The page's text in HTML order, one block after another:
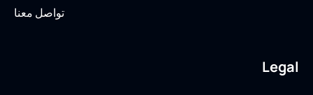
تواصل معنا
Legal